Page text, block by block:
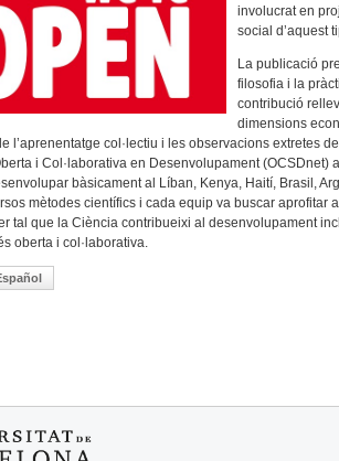
involucrat en
social d’aquest
La publicació
filosofia i la
contribució
dimensions
l’aprenentatge col·lectiu i les observacions extretes
i Col·laborativa en Desenvolupament (OCSDnet)
bàsicament al Líban, Kenya, Haití, Brasil,
mètodes científics i cada equip va buscar aprofitar
tal que la Ciència contribueixi al desenvolupament
oberta i col·laborativa.
Contextualització Del Que És Obert: Situant La Ciència